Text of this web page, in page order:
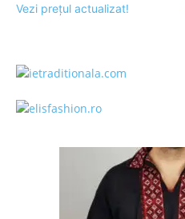
Vezi prețul actualizat!